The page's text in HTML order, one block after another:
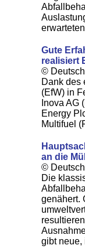
Gute
realisiert
©
Dank des
(EfW) in
Inova AG
Energy
Multifuel
an die
©
Die
genähert.
gibt neue,